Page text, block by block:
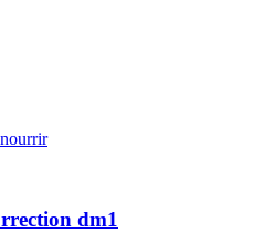
dm1